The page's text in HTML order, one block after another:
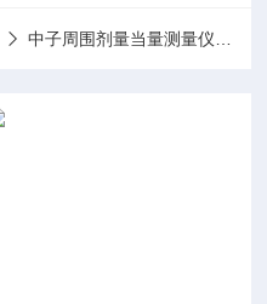
中子周围剂量当量测量仪